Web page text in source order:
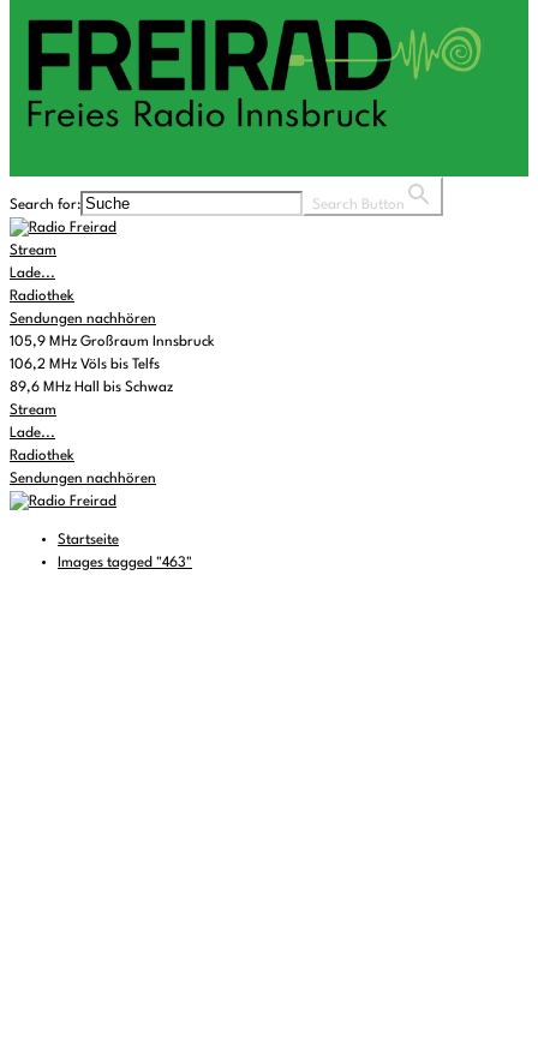
Search for: Search Button
Stream
Lade...
Radiothek
Sendungen nachhören
105,9 MHz Großraum Innsbruck
106,2 MHz Völs bis Telfs
89,6 MHz Hall bis Schwaz
Stream
Lade...
Radiothek
Sendungen nachhören
Startseite
Images tagged "463"